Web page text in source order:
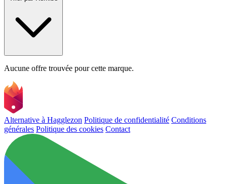
Aucune offre trouvée pour cette marque.
Alternative à Hagglezon Politique de confidentialité Conditions
générales Politique des cookies Contact